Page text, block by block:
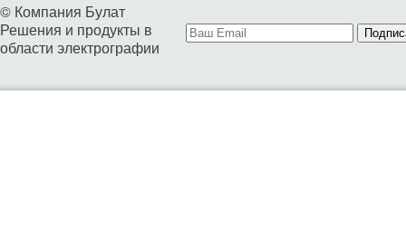
© Компания Булат
Решения и продукты в
области электрографии